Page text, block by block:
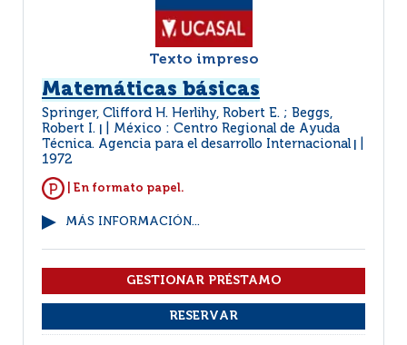
Texto impreso
Matemáticas básicas
Springer, Clifford H. Herlihy, Robert E. ; Beggs,
Robert I.
México : Centro Regional de Ayuda
Técnica. Agencia para el desarrollo Internacional
1972
| En formato papel.
MÁS INFORMACIÓN...